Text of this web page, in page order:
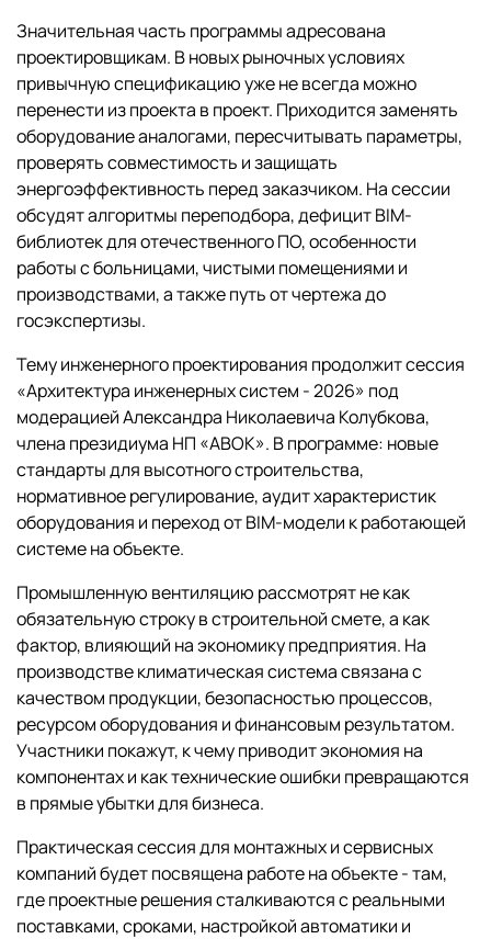
Значительная часть программы адресована
проектировщикам. В новых рыночных условиях
привычную спецификацию уже не всегда можно
перенести из проекта в проект. Приходится заменять
оборудование аналогами, пересчитывать параметры,
проверять совместимость и защищать
энергоэффективность перед заказчиком. На сессии
обсудят алгоритмы переподбора, дефицит BIM-
библиотек для отечественного ПО, особенности
работы с больницами, чистыми помещениями и
производствами, а также путь от чертежа до
госэкспертизы.
Тему инженерного проектирования продолжит сессия
«Архитектура инженерных систем - 2026» под
модерацией Александра Николаевича Колубкова,
члена президиума НП «АВОК». В программе: новые
стандарты для высотного строительства,
нормативное регулирование, аудит характеристик
оборудования и переход от BIM-модели к работающей
системе на объекте.
Промышленную вентиляцию рассмотрят не как
обязательную строку в строительной смете, а как
фактор, влияющий на экономику предприятия. На
производстве климатическая система связана с
качеством продукции, безопасностью процессов,
ресурсом оборудования и финансовым результатом.
Участники покажут, к чему приводит экономия на
компонентах и как технические ошибки превращаются
в прямые убытки для бизнеса.
Практическая сессия для монтажных и сервисных
компаний будет посвящена работе на объекте - там,
где проектные решения сталкиваются с реальными
поставками, сроками, настройкой автоматики и